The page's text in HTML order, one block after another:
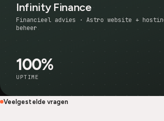
Infinity Finance
Financieel advies · Astro website +
beheer
100%
UPTIME
Veelgestelde vragen